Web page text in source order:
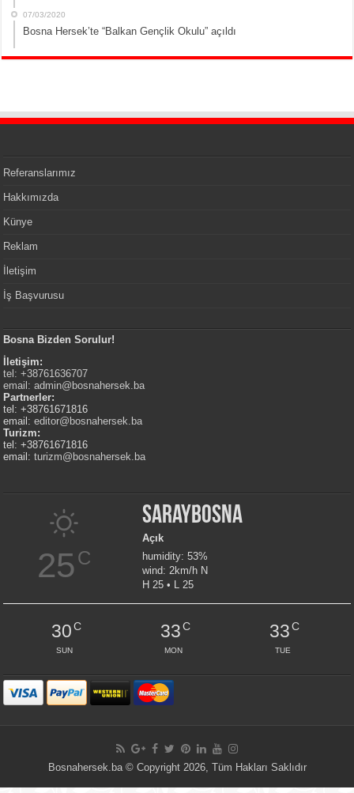
07/03/2020
Bosna Hersek’te “Balkan Gençlik Okulu” açıldı
Referanslarımız
Hakkımızda
Künye
Reklam
İletişim
İş Başvurusu
Bosna Bizden Sorulur!
İletişim:
tel: +38761636707
email:admin@bosnahersek.ba
Partnerler:
tel: +38761671816
email:editor@bosnahersek.ba
Turizm:
tel: +38761671816
email:turizm@bosnahersek.ba
25C
Saraybosna
Açık
humidity: 53%
wind: 2km/h N
H 25 • L 25
30C
SUN
33C
MON
33C
TUE
Bosnahersek.ba © Copyright 2026, Tüm Hakları Saklıdır